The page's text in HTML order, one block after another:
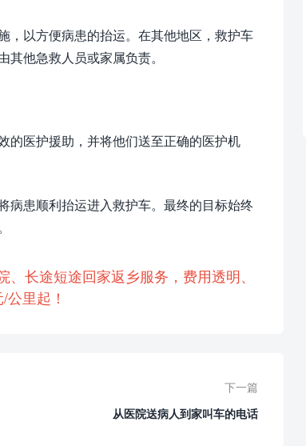
，以方便病患的抬运。在其他地区，救护车
他急救人员或家属负责。
的医护援助，并将他们送至正确的医护机
病患顺利抬运进入救护车。最终的目标始终
长途短途回家返乡服务，费用透明、
里起！
下一篇
从医院送病人到家叫车的电话